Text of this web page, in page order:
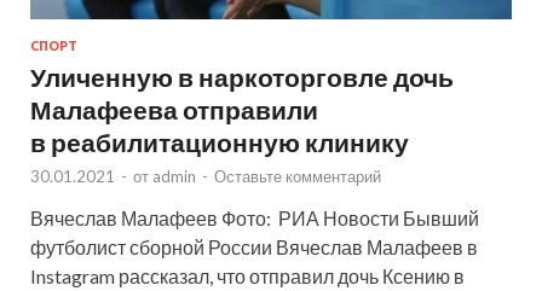
СПОРТ
Уличенную в наркоторговле дочь
Малафеева отправили
в реабилитационную клинику
30.01.2021 - от admin - Оставьте комментарий
Вячеслав Малафеев Фото: РИА Новости Бывший
футболист сборной России Вячеслав Малафеев в
Instagram рассказал, что отправил дочь Ксению в